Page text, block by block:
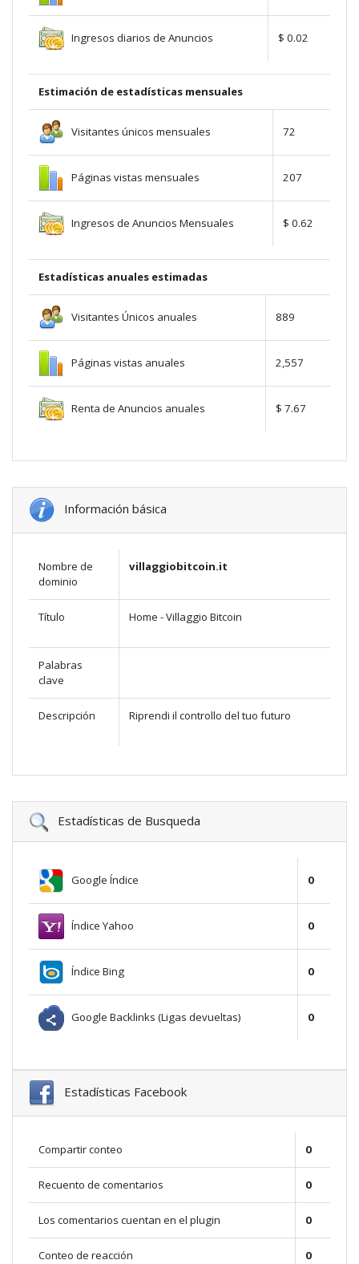
Ingresos diarios de Anuncios $ 0.02
Estimación de estadísticas mensuales
Visitantes únicos mensuales 72
Páginas vistas mensuales 207
Ingresos de Anuncios Mensuales $ 0.62
Estadísticas anuales estimadas
Visitantes Únicos anuales 889
Páginas vistas anuales 2,557
Renta de Anuncios anuales $ 7.67
Información básica
Nombre de
dominio
villaggiobitcoin.it
Título Home - Villaggio Bitcoin
Palabras
clave
Descripción Riprendi il controllo del tuo futuro
Estadísticas de Busqueda
Google Índice 0
Índice Yahoo 0
Índice Bing 0
Google Backlinks (Ligas devueltas) 0
Estadísticas Facebook
Compartir conteo 0
Recuento de comentarios 0
Los comentarios cuentan en el plugin 0
Conteo de reacción 0